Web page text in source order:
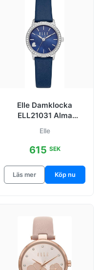
Elle Damklocka
ELL21031 Alma
Elle
615 SEK
Läs mer Köp nu